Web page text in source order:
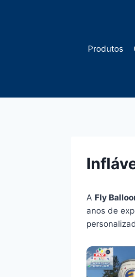
Produtos
A Fly
anos de